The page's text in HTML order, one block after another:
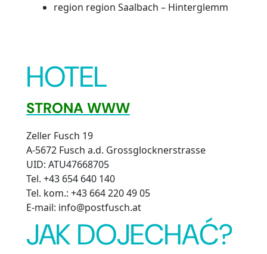
region region Saalbach – Hinterglemm
HOTEL
STRONA WWW
Zeller Fusch 19
A-5672 Fusch a.d. Grossglocknerstrasse
UID: ATU47668705
Tel. +43 654 640 140
Tel. kom.: +43 664 220 49 05
E-mail: info@postfusch.at
JAK DOJECHAĆ?